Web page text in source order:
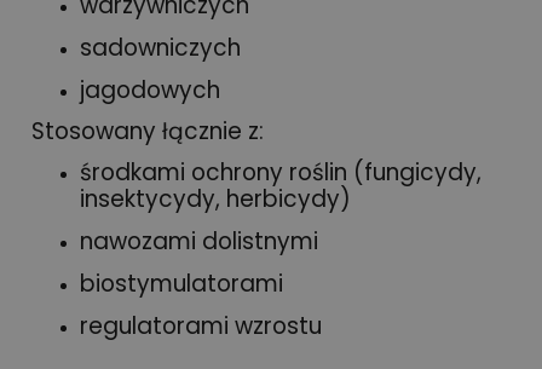
sadowniczych
jagodowych
Stosowany łącznie z:
środkami ochrony roślin (fungicydy,
insektycydy, herbicydy)
nawozami dolistnymi
biostymulatorami
regulatorami wzrostu